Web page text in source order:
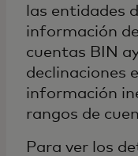
las entidades
información
cuentas BIN
declinaciones
información
rangos de
Para ver los